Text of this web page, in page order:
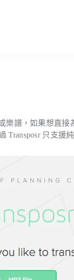
譜，如果想直接
Transposr 只支援